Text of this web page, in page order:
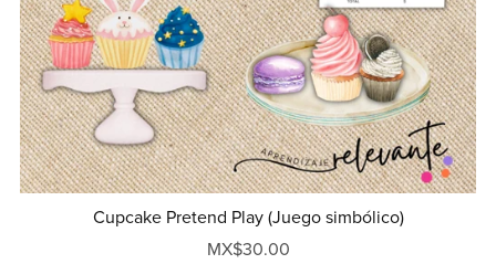
Cupcake Pretend Play (Juego simbólico)
MX$30.00